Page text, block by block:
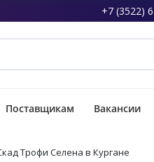
+7 (3522)
Поставщикам Вакансии
Трофи Селена в Кургане